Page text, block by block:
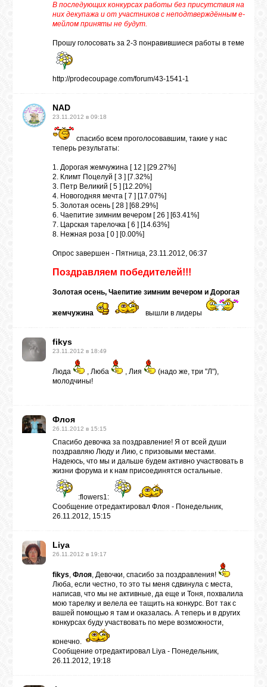
В последующих конкурсах работы без присутствия на
них декупажа и от участников с неподтверждённым е-
мейлом приняты не будут.
Прошу голосовать за 2-3 понравившиеся работы в теме
http://prodecoupage.com/forum/43-1541-1
NAD
23.11.2012 в 09:18
спасибо всем проголосовавшим, такие у нас
теперь результаты:
1. Дорогая жемчужина [ 12 ] [29.27%]
2. Климт Поцелуй [ 3 ] [7.32%]
3. Петр Великий [ 5 ] [12.20%]
4. Новогодняя мечта [ 7 ] [17.07%]
5. Золотая осень [ 28 ] [68.29%]
6. Чаепитие зимним вечером [ 26 ] [63.41%]
7. Царская тарелочка [ 6 ] [14.63%]
8. Нежная роза [ 0 ] [0.00%]
Опрос завершен - Пятница, 23.11.2012, 06:37
Поздравляем победителей!!!
Золотая осень, Чаепитие зимним вечером и Дорогая
жемчужина вышли в лидеры
fikys
23.11.2012 в 18:49
Люда , Люба , Лия
(надо же, три "Л"),
молодчины!
Флоя
26.11.2012 в 15:15
Спасибо девочка за поздравление! Я от всей души
поздравляю Люду и Лию, с призовыми местами.
Надеюсь, что мы и дальше будем активно участвовать в
жизни форума и к нам присоединятся остальные.
:flowers1:
Сообщение отредактировал Флоя - Понедельник,
26.11.2012, 15:15
Liya
26.11.2012 в 19:17
fikys, Флоя, Девочки, спасибо за поздравления!
Люба, если честно, то это ты меня сдвинула с места,
написав, что мы не активные, да еще и Тоня, похвалила
мою тарелку и велела ее тащить на конкурс. Вот так с
вашей помощью я там и оказалась. А теперь и в других
конкурсах буду участвовать по мере возможности,
конечно.
Сообщение отредактировал Liya - Понедельник,
26.11.2012, 19:18